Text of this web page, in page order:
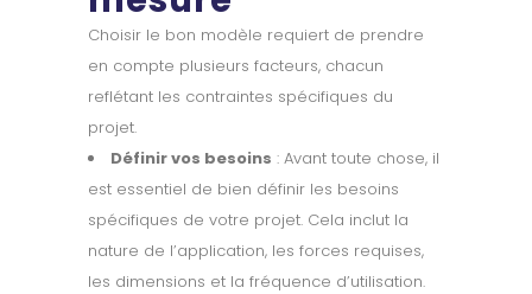
Choisir le bon modèle requiert de prendre
en compte plusieurs facteurs, chacun
reflétant les contraintes spécifiques du
projet.
Définir vos besoins : Avant toute chose, il
est essentiel de bien définir les besoins
spécifiques de votre projet. Cela inclut la
nature de l’application, les forces requises,
les dimensions et la fréquence d’utilisation.